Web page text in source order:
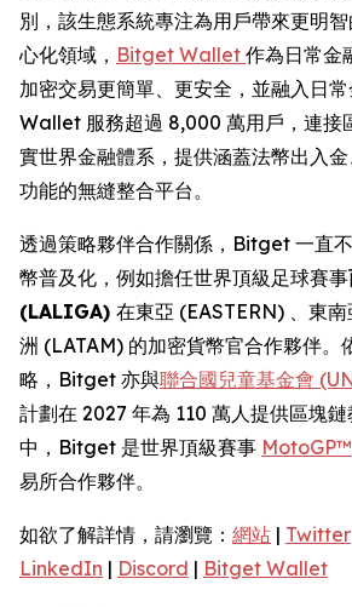
別，該生態系統專注為用戶帶來更明
心化領域， Bitget Wallet 作為日常金
加密交易更簡單、更安全，並融入日
Wallet 服務超過 8,000 萬用戶，連接
實世界金融體系，提供涵蓋法幣出入
功能的無縫整合平台。
透過策略夥伴合作關係，Bitget 一直
幣普及化，例如擔任世界頂級足球賽事
(LALIGA) 在東亞 (EASTERN) 、東
洲 (LATAM) 的加密貨幣官合作夥伴。
略，Bitget 亦與聯合國兒童基金會
計劃在 2027 年為 110 萬人提供區塊
中，Bitget 是世界頂級賽事 MotoGP™
易所合作夥伴。
如欲了解詳情，請瀏覽： 網站 | Twitter
LinkedIn | Discord | Bitget Wallet